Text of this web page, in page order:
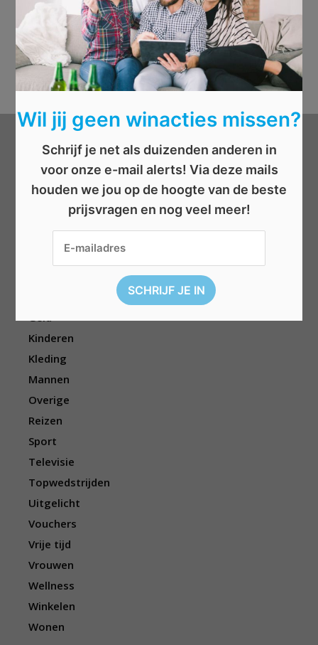
Categorieën
Beauty
Cadeau
Geld
Kinderen
Kleding
Mannen
Overige
Reizen
Sport
Televisie
Topwedstrijden
Uitgelicht
Vouchers
Vrije tijd
Vrouwen
Wellness
Winkelen
Wonen
Wil jij geen winacties missen?
Schrijf je net als duizenden anderen in
voor onze e-mail alerts! Via deze mails
houden we jou op de hoogte van de beste
prijsvragen en nog veel meer!